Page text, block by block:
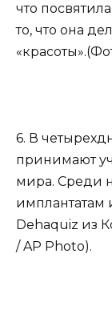
что
то, что она
6. В
принимают
мира. Среди
имплантатам
Dehaquiz из
/ AP Photo).